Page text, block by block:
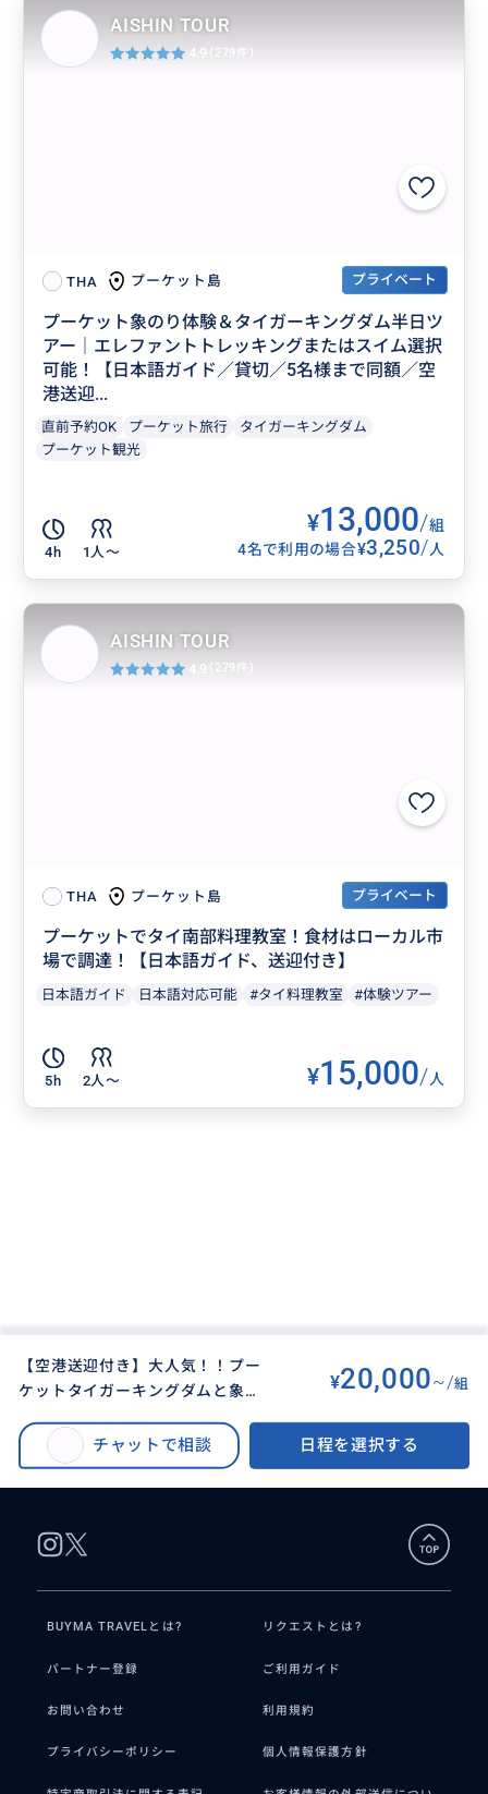
THA プーケット島 プライベート
プーケット象のり体験＆タイガーキングダム半日ツ
アー｜エレファントトレッキングまたはスイム選択
可能！【日本語ガイド／貸切／5名様まで同額／空
港送迎...
直前予約OK プーケット旅行
タイガーキングダム
プーケット観光
4h 1人〜
¥13,000/組
4名で利用の場合¥3,250/人
AISHIN TOUR
4.9 (279件)
THA プーケット島 プライベート
プーケットでタイ南部料理教室！食材はローカル市
場で調達！【日本語ガイド、送迎付き】
日本語ガイド 日本語対応可能 #タイ料理教室 #体験ツアー
5h 2人〜 ¥15,000/人
AISHIN TOUR
4.9 (279件)
【空港送迎付き】大人気！！プー
ケットタイガーキングダムと象乗
切／5名様まで同額】
¥20,000~/組
チャットで相談 日程を選択する
【空港送迎付き】大人気！！プーケットタイガーキングダムと象乗り半日ツ
アー【日本語ガイド／貸切／5名様まで同額】
BUYMA TRAVELとは? リクエストとは?
パートナー登録 ご利用ガイド
お問い合わせ 利用規約
プライバシーポリシー 個人情報保護方針